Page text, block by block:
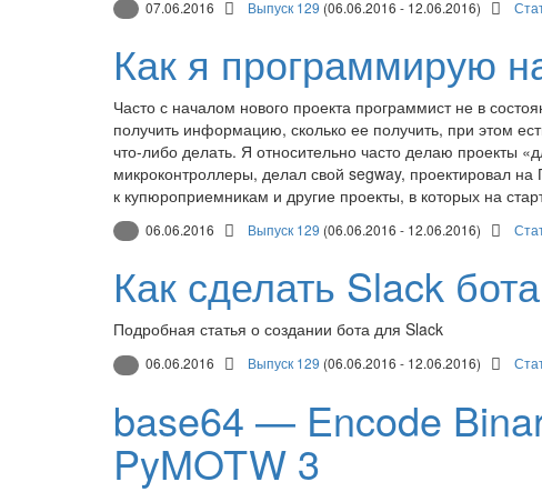
07.06.2016 Выпуск 129 (06.06.2016 - 12.06.2016)
Как я программирую
Часто с началом нового проекта программист не в
получить информацию, сколько ее получить, при этом
что-либо делать. Я относительно часто делаю проекты
микроконтроллеры, делал свой segway, проектировал
к купюроприемникам и другие проекты, в которых на
06.06.2016 Выпуск 129 (06.06.2016 - 12.06.2016)
Как сделать Slack
Подробная статья о создании бота для Slack
06.06.2016 Выпуск 129 (06.06.2016 - 12.06.2016)
base64 — Encode
PyMOTW 3